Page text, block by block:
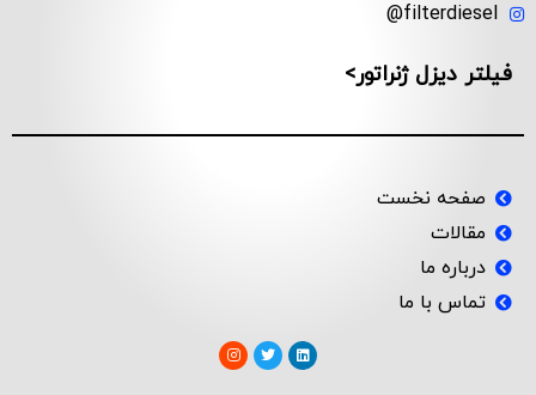
filterdiesel@
فیلتر دیزل ژنراتور>
صفحه نخست
مقالات
درباره ما
تماس با ما